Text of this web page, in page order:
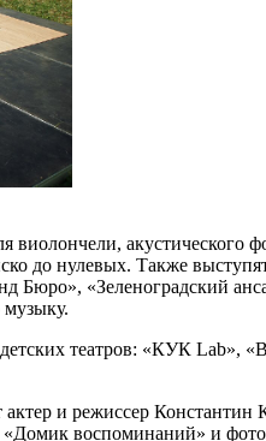
до нулевых. Также
Бюро», «Зеленоградский
театров: «КУК
и режиссер Константин
воспоминаний» и